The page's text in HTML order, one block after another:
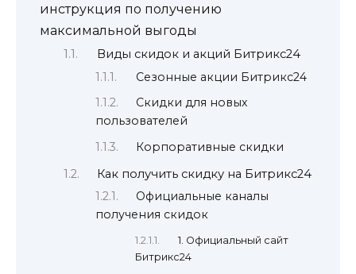
инструкция по получению
максимальной выгоды
Виды скидок и акций Битрикс24
Сезонные акции Битрикс24
Скидки для новых
пользователей
Корпоративные скидки
Как получить скидку на Битрикс24
Официальные каналы
получения скидок
1. Официальный сайт
Битрикс24